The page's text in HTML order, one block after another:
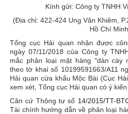
Kính gửi: Công ty TNHH
(Địa chỉ: 422-424 Ung Văn Khiêm,
Hồ Chí
Tổng cục Hải quan nhận được
ngày 07/11/2018 của Công ty
mắc phân loại mặt hàng "dàn cày
theo tờ khai số 10199591663/A11
Hải quan cửa khẩu Mộc Bài (Cục
xem xét, Tổng cục Hải quan có ý
Căn cứ Thông tư số 14/2015/TT-
Tài chính hướng dẫn về phân loại